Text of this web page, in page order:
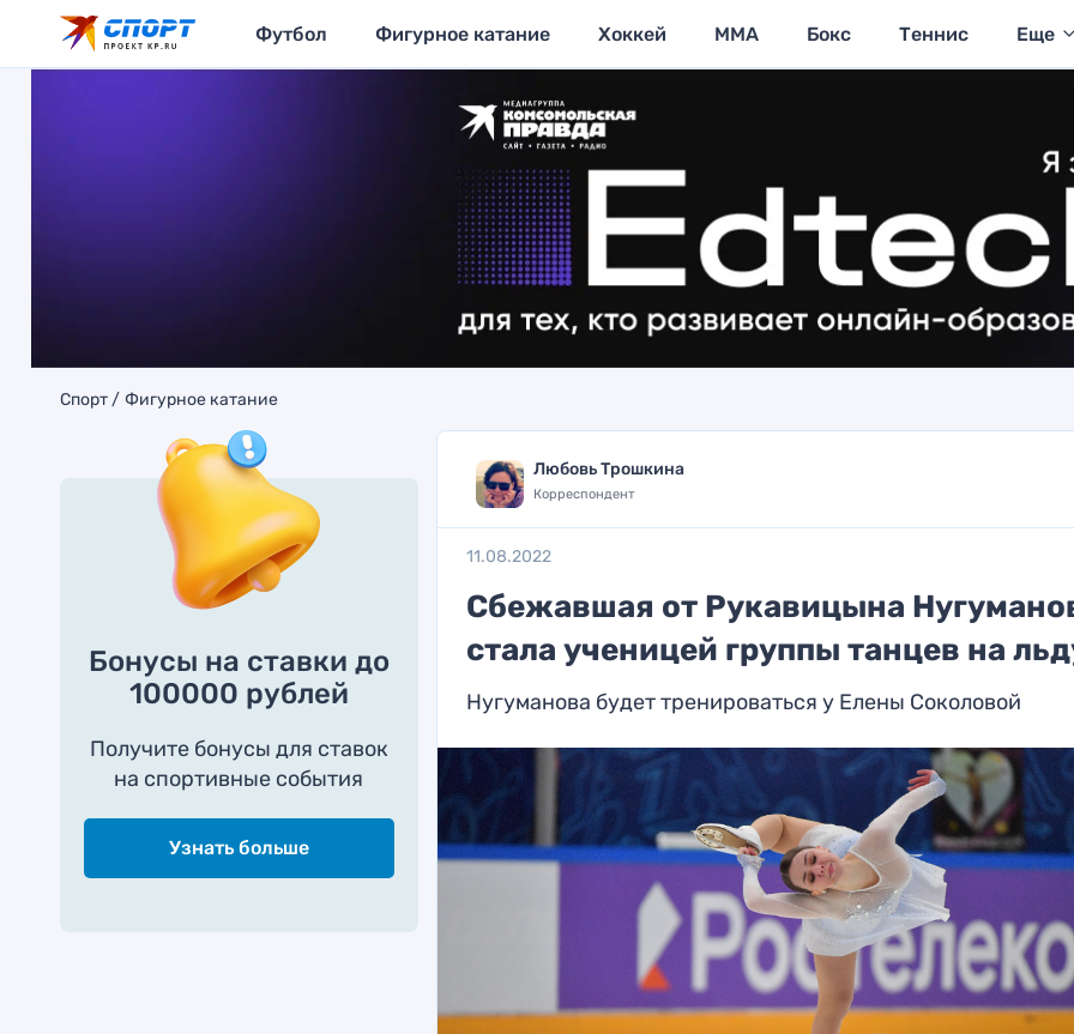
Футбол Фигурное катание Хоккей MMA Бокс Теннис Еще
Спорт Фигурное катание
Бонусы на ставки до
100000 рублей
Получите бонусы для ставок
на спортивные события
Узнать больше
Любовь Трошкина
Корреспондент
11.08.2022
Сбежавшая от Рукавицына
стала ученицей группы танцев на
Нугуманова будет тренироваться у Елены Соколовой